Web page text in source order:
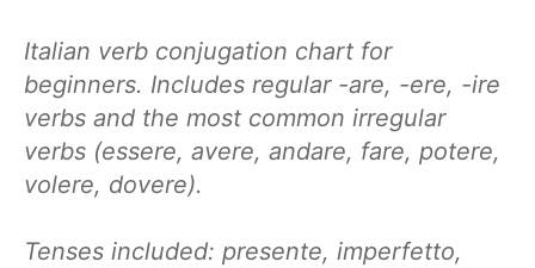
Italian verb conjugation chart for
beginners. Includes regular -are, -ere, -ire
verbs and the most common irregular
verbs (essere, avere, andare, fare, potere,
volere, dovere).
Tenses included: presente, imperfetto,